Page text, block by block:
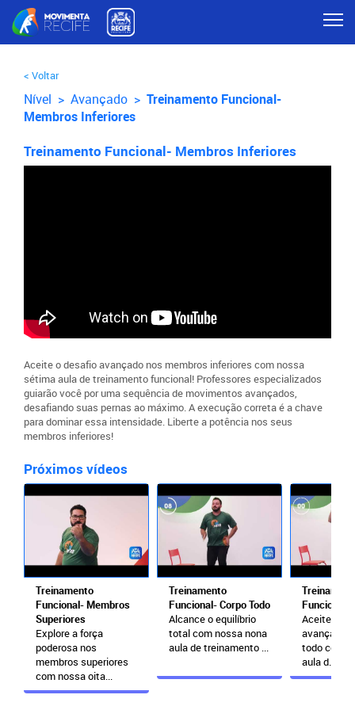
< Voltar
Nível > Avançado > Treinamento Funcional-
Membros Inferiores
Treinamento Funcional- Membros Inferiores
Aceite o desafio avançado nos membros inferiores com nossa
sétima aula de treinamento funcional! Professores especializados
guiarão você por uma sequência de movimentos avançados,
desafiando suas pernas ao máximo. A execução correta é a chave
para dominar essa intensidade. Liberte a potência nos seus
membros inferiores!
Próximos vídeos
Treinamento
Funcional- Membros
Superiores
Explore a força
poderosa nos
membros superiores
com nossa oita...
Treinamento
Funcional- Corpo Todo
Alcance o equilíbrio
total com nossa nona
aula de treinamento ...
Funcional-
Aceite o
avançado
todo com
aula d...